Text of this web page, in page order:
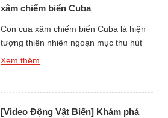
xâm chiếm biển Cuba
Con cua xâm chiếm biển Cuba là hiện
tượng thiên nhiên ngoạn mục thu hút
sự chú ý của hàng triệu người trên thế
Khi hàng triệu con cua di chuyển […]
Xem thêm
[Video Động Vật Biển] Khám phá